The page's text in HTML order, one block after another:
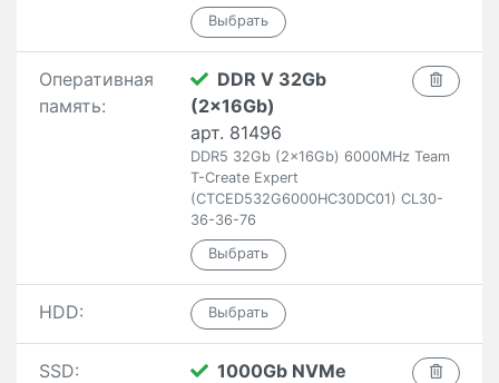
Оперативная
память:
DDR V 32Gb
(2x16Gb)
арт. 81496
DDR5 32Gb (2x16Gb) 6000MHz Team
T-Create Expert
(CTCED532G6000HC30DC01) CL30-
36-36-76
HDD:
SSD:
1000Gb NVMe